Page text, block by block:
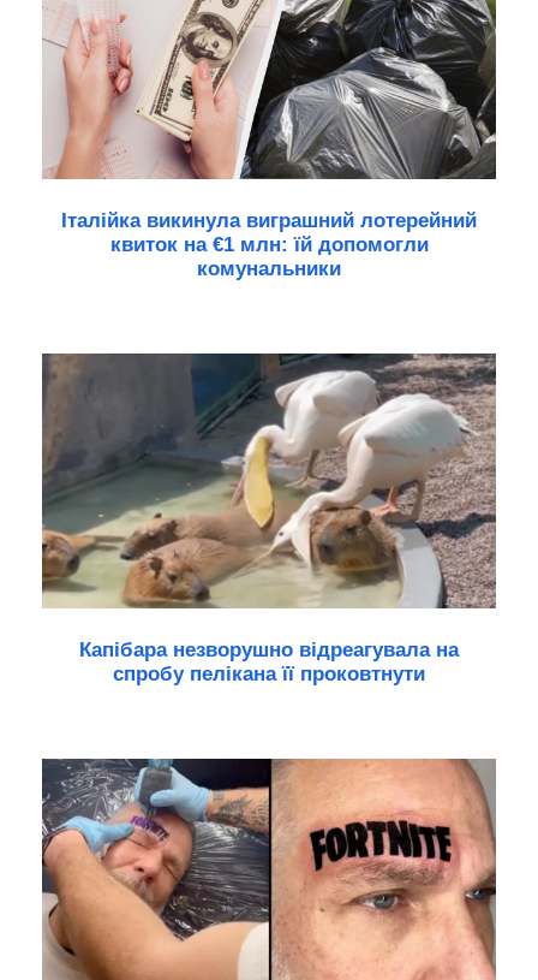
Італійка викинула виграшний лотерейний
квиток на €1 млн: їй допомогли
комунальники
Капібара незворушно відреагувала на
спробу пелікана її проковтнути